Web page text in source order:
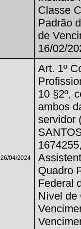
Classe
Padrão
de
16/02/
26/04/2024
Art. 1º
10 §2º,
ambos
servidor
Quadro
Federal
Nível de